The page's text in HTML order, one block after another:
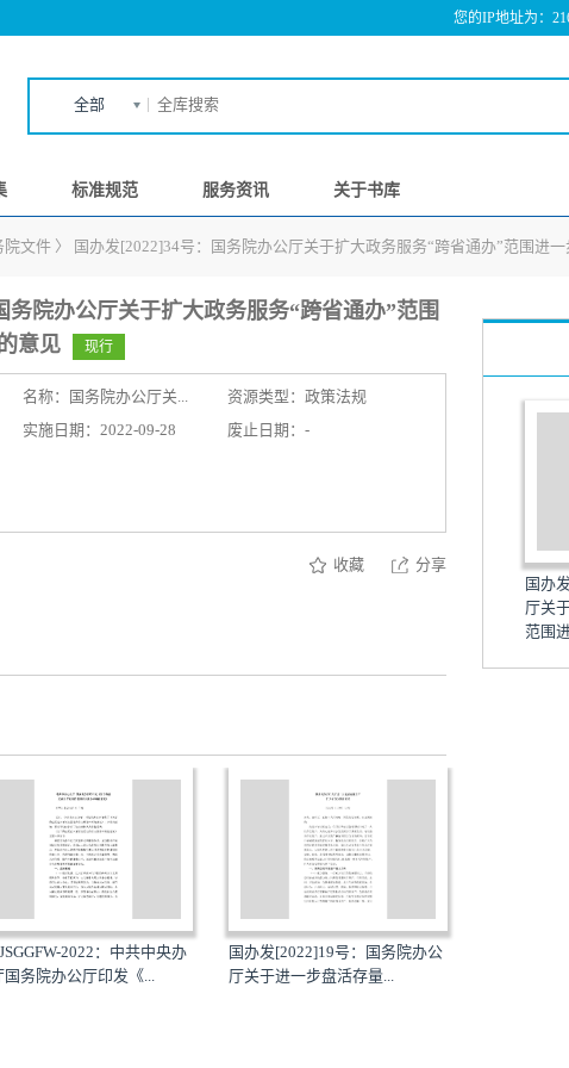
您的IP地址为：
全部
标准规范 服务资讯 关于书库
院文件 〉 国办发[2022]34号：国务院办公厅关于扩大政务服务“跨省通办”范围进
务院办公厅关于扩大政务服务“跨省通办”范围
意见
现行
名称： 国务院办公厅关...
资源类型：政策法规
实施日期：2022-09-28
废止日期：-
收藏 分享
2022：中共中央办
国务院办公厅印发《...
国办发[2022]19号：国务院办公
厅关于进一步盘活存量...
国办
厅关
范围